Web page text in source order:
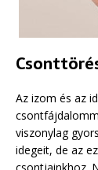
Az izom és az
viszonylag
idegeit, de az